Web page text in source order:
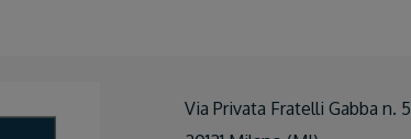
Via Privata Fratelli Gabba n. 5